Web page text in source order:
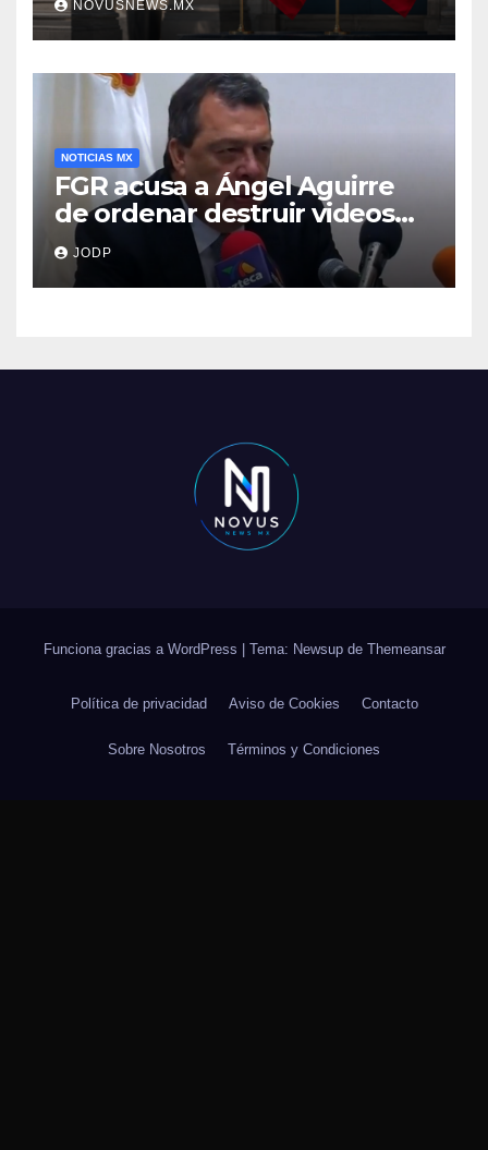
NOVUSNEWS.MX
NOTICIAS MX
FGR acusa a Ángel Aguirre
de ordenar destruir videos
clave del caso Ayotzinapa
JODP
Funciona gracias a WordPress Tema: Newsup de Themeansar
Política de privacidad Aviso de Cookies Contacto
Sobre Nosotros Términos y Condiciones